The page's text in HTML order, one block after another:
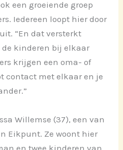
een groeiende groep
Iedereen loopt hier door
“En dat versterkt
kinderen bij elkaar
krijgen een oma- of
contact met elkaar en je
Willemse (37), een van
Eikpunt. Ze woont hier
en twee kinderen van